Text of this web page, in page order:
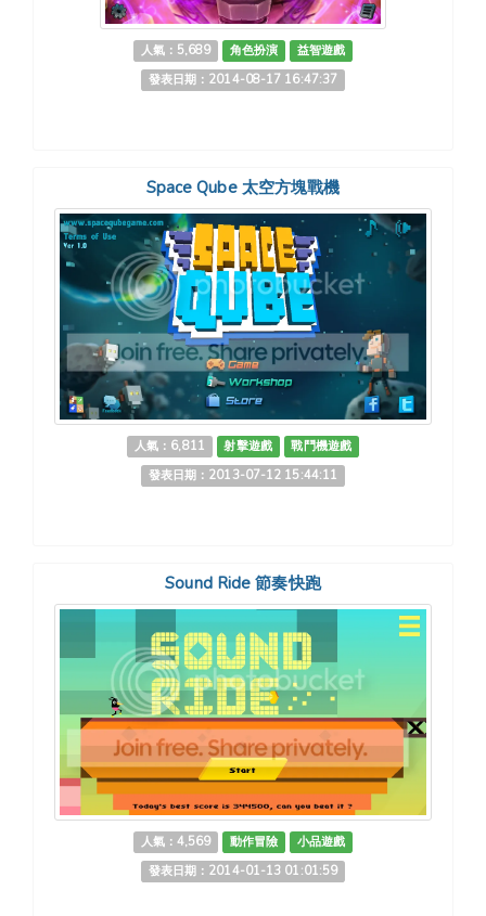
人氣：5,689 角色扮演
益智遊戲
發表日期：2014-08-17 16:47:37
Space Qube 太空方塊戰機
人氣：6,811 射擊遊戲
戰鬥機遊戲
發表日期：2013-07-12 15:44:11
Sound Ride 節奏快跑
人氣：4,569 動作冒險
小品遊戲
發表日期：2014-01-13 01:01:59